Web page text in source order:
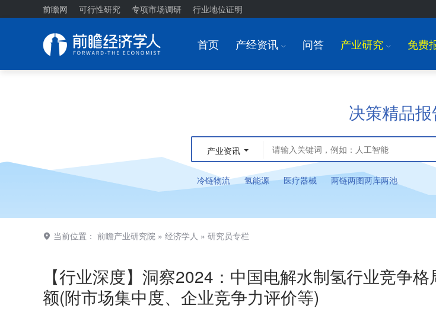
前瞻网 可行性研究 专项市场调研 行业地位证明
首页 产经资讯 I 问答 产业研究 I 免费
决策精品
产业资讯
冷链物流 氢能源 医疗器械 两链两图两库两池
当前位置： 前瞻产业研究院 » 经济学人 » 研究员专栏
【行业深度】洞察2024：中国电解水制氢行业竞争
额(附市场集中度、企业竞争力评价等)